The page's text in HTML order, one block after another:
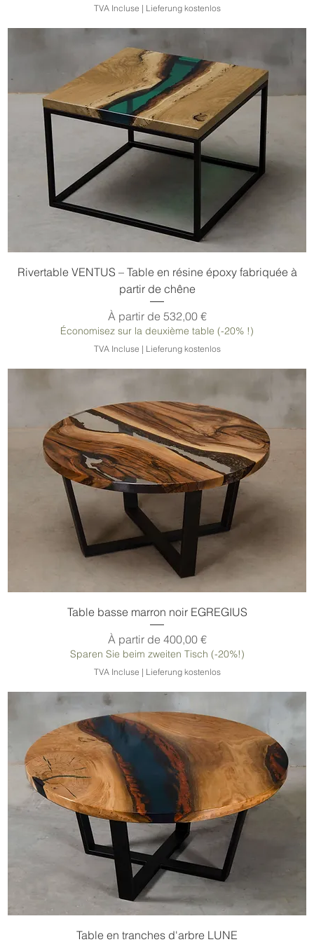
TVA Incluse | Lieferung kostenlos
Rivertable VENTUS – Table en résine époxy fabriquée à
partir de chêne
À partir de 532,00 €
Prix promotionnel
Économisez sur la deuxième table (-20% !)
TVA Incluse | Lieferung kostenlos
Table basse marron noir EGREGIUS
À partir de 400,00 €
Prix promotionnel
Sparen Sie beim zweiten Tisch (-20%!)
TVA Incluse | Lieferung kostenlos
Table en tranches d'arbre LUNE